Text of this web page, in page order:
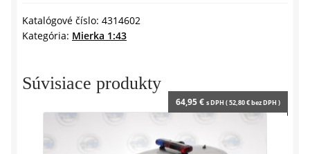
M2
COMPETITION
-
SOLIDO
Katalógové číslo: 4314602
Kategória: Mierka 1:43
Súvisiace produkty
64,95€ s DPH (52,80€bez DPH )